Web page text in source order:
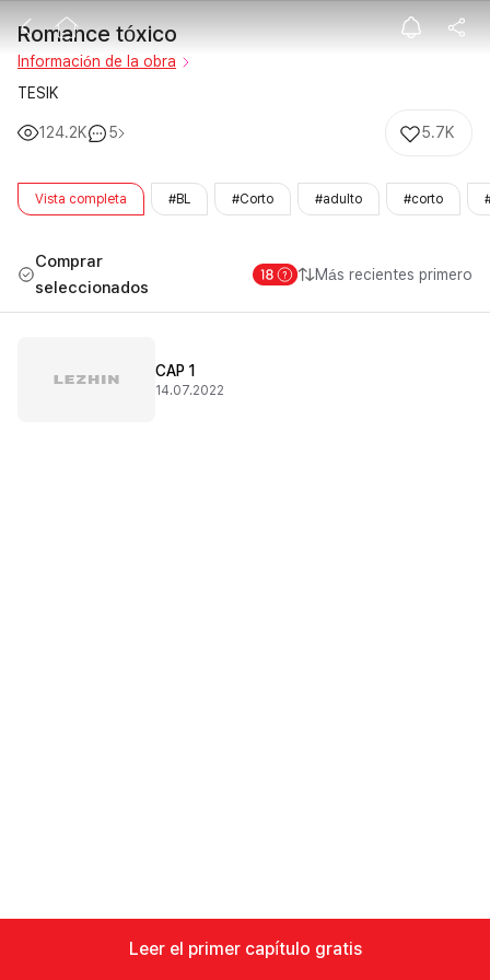
Romance
Romance tóxico
Información de la obra
TESIK
124.2K 5 5.7K
Vista completa #BL #Corto #adulto #corto
Comprar
seleccionados
Más recientes primero
CAP 1
14.07.2022
Leer el primer capítulo gratis